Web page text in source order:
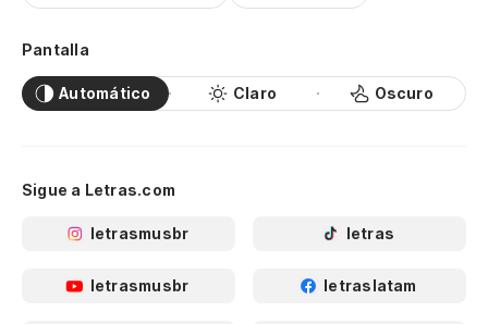
Pantalla
Automático Claro Oscuro
Sigue a Letras.com
letrasmusbr letras
letrasmusbr letraslatam